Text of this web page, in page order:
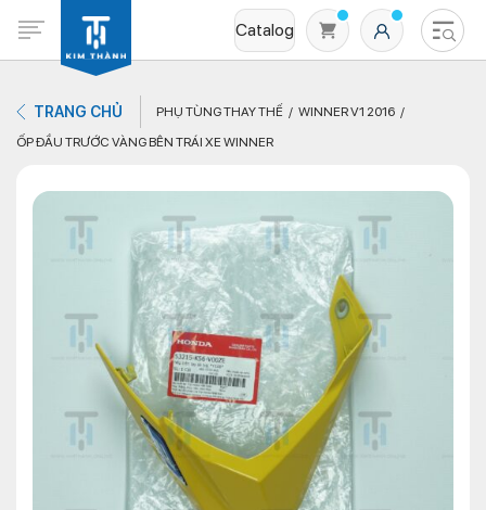
Catalog
Không có sản phẩm nào trong giỏ hàng
TRANG CHỦ PHỤ TÙNG THAY THẾ
WINNER V1 2016
ỐP ĐẦU TRƯỚC VÀNG BÊN TRÁI XE WINNER